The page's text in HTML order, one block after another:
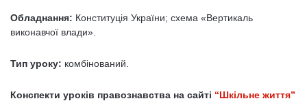
Обладнання: Конституція України; схема «Вертикаль
виконавчої влади».
Тип уроку: комбінований.
Конспекти уроків правознавства на сайті “Шкільне життя”